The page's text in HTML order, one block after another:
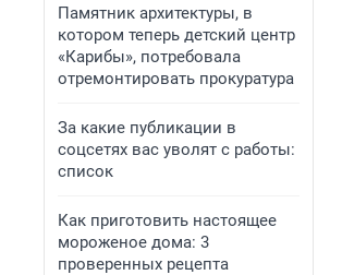
Памятник архитектуры, в
котором теперь детский центр
«Карибы», потребовала
отремонтировать прокуратура
За какие публикации в
соцсетях вас уволят с работы:
список
Как приготовить настоящее
мороженое дома: 3
проверенных рецепта